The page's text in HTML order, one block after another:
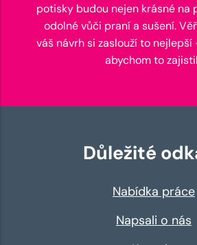
potisky budou nejen krásné na
odolné vůči praní a sušení.
váš návrh si zaslouží to nejlepší
abychom to
Důležité
Nabídka práce
Napsali o nás